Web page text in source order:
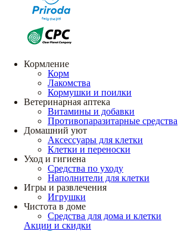
Кормление
Корм
Лакомства
Кормушки и поилки
Ветеринарная аптека
Витамины и добавки
Противопаразитарные средства
Домашний уют
Аксессуары для клетки
Клетки и переноски
Уход и гигиена
Средства по уходу
Наполнители для клетки
Игры и развлечения
Игрушки
Чистота в доме
Средства для дома и клетки
Акции и скидки